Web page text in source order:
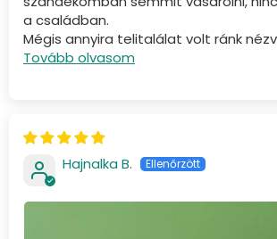
a családban.
Mégis annyira telitalálat volt ránk
Tovább olvasom
Hajnalka B.